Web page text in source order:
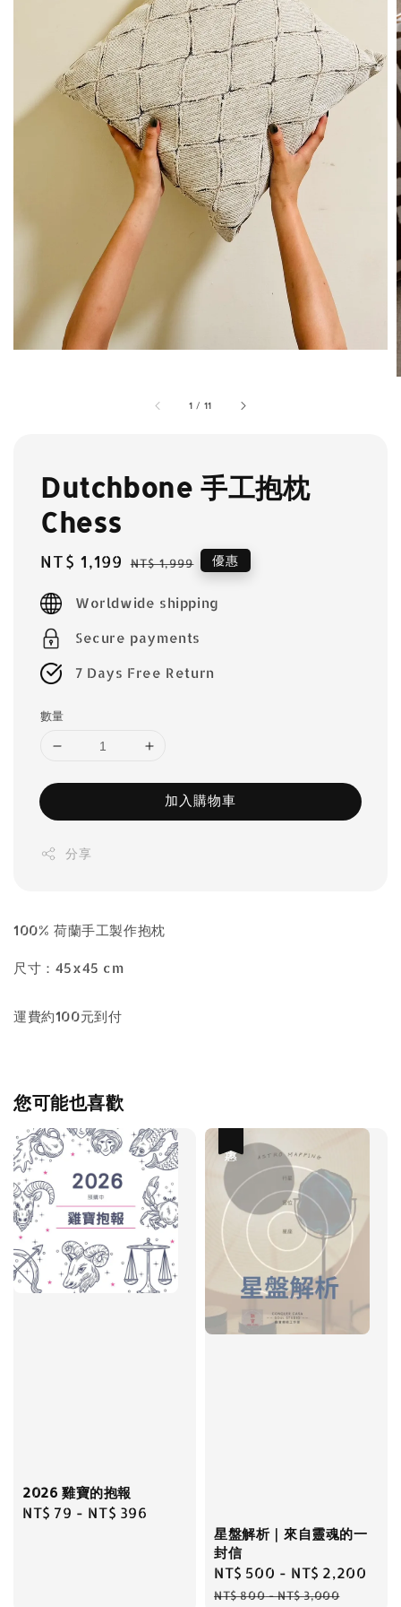
1 / 11
Dutchbone 手工抱枕
Chess
Sale
NT$ 1,199 Regular
NT$ 1,999 優惠
Worldwide shipping
Secure payments
7 Days Free Return
數量
加入購物車
分享
100% 荷蘭手工製作抱枕
尺寸：45x45 cm
運費約100元到付
您可能也喜歡
2026 雞寶的抱報
Regular
NT$ 79 - NT$ 396
星盤解析｜來自靈魂的一
封信
Sale
price
NT$ 500 - NT$ 2,200
NT$ 800-NT$ 3,000